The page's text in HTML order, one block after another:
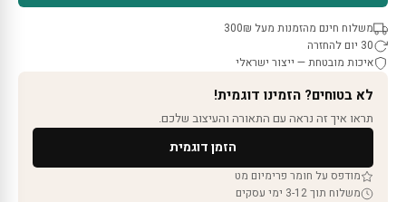
משלוח חינם מהזמנות מעל 300₪
30 יום להחזרה
איכות מובטחת — ייצור ישראלי
לא בטוחים? הזמינו דוגמית!
תראו איך זה נראה עם התאורה והעיצוב שלכם.
הזמן דוגמית
מודפס על חומר פרימיום מט
משלוח תוך 3-12 ימי עסקים